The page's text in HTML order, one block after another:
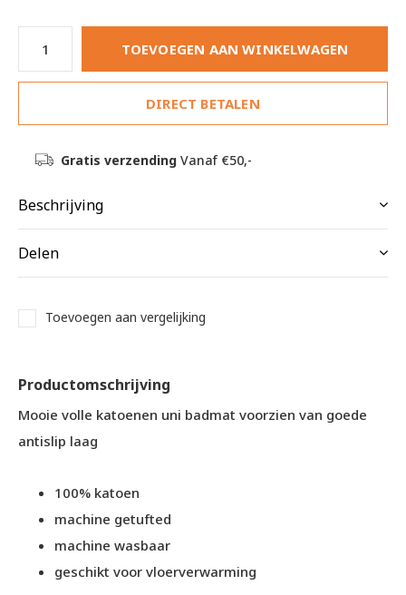
TOEVOEGEN AAN WINKELWAGEN
DIRECT BETALEN
Gratis verzendingVanaf €50,-
Beschrijving
Delen
Toevoegen aan vergelijking
Productomschrijving
Mooie volle katoenen uni badmat voorzien van goede
antislip laag
100% katoen
machine getufted
machine wasbaar
geschikt voor vloerverwarming